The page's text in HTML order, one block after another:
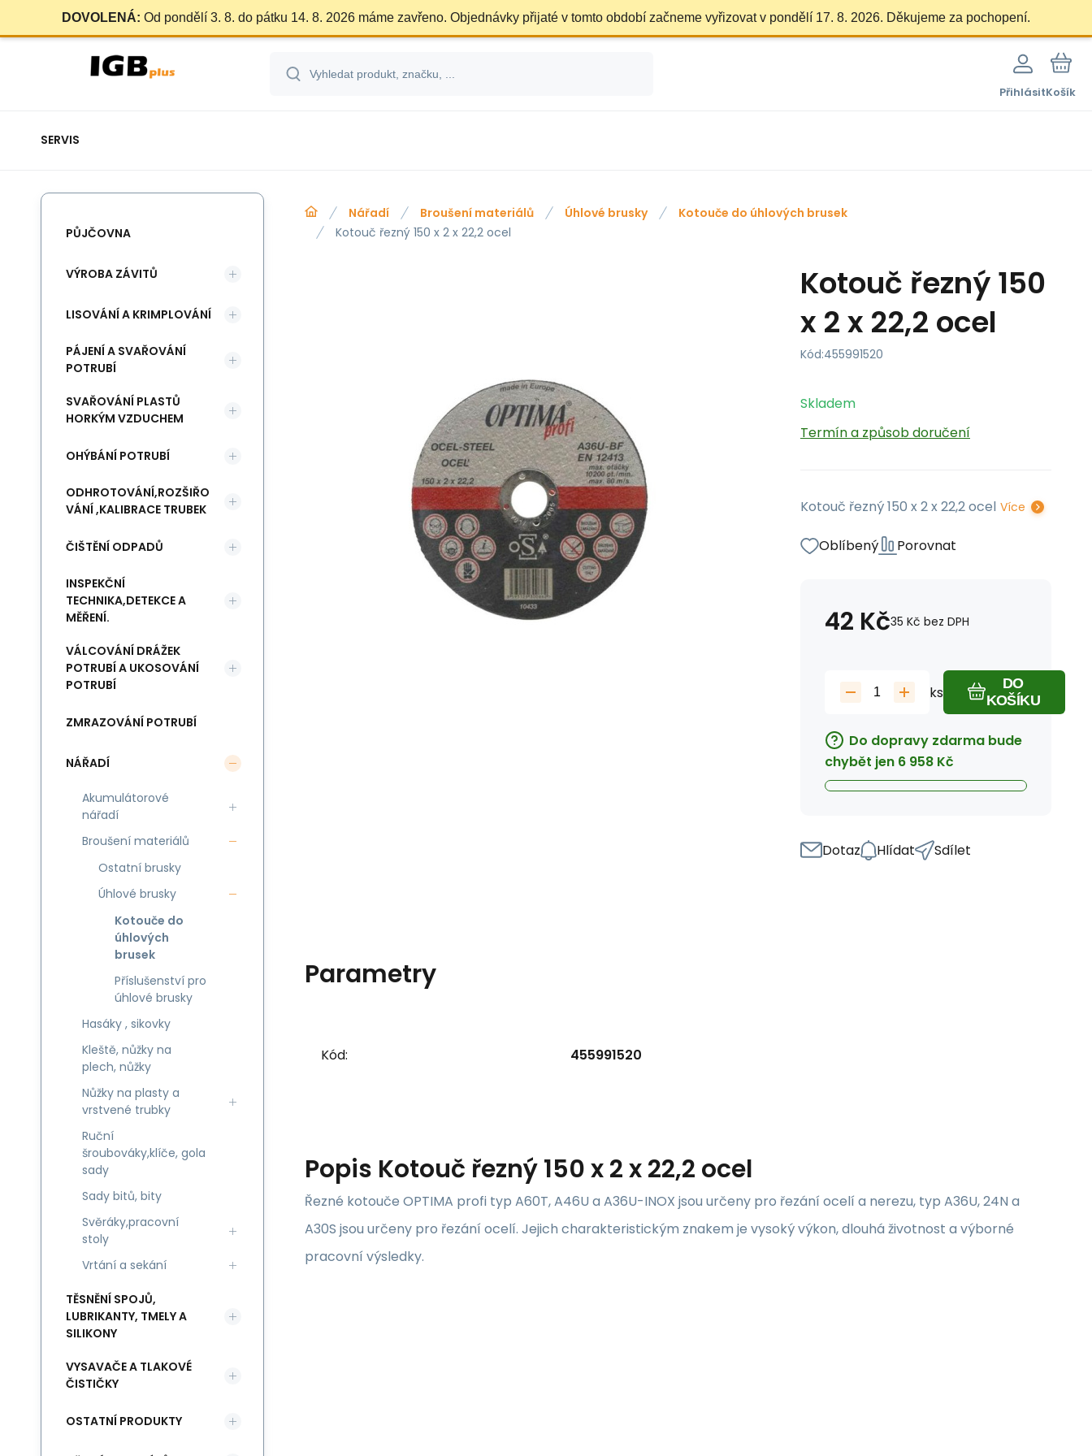
DOVOLENÁ: Od pondělí 3. 8. do pátku 14. 8. 2026 máme zavřeno. Objednávky přijaté v tomto období začneme vyřizovat v pondělí 17. 8. 2026. Děkujeme za pochopení.
PřihlásitKošík
SERVIS
Nářadí Broušení materiálů Úhlové brusky
Kotouče do úhlových brusek
Kotouč řezný 150 x 2 x 22,2 ocel
Kotouč řezný 150
x 2 x 22,2 ocel
Kód:455991520
Skladem
Termín a způsob doručení
Kotouč řezný 150 x 2 x 22,2 ocel Více
Oblíbený Porovnat
42 Kč35 Kč bez DPH
ks
DO
KOŠÍKU
Do dopravy zdarma bude
chybět jen 6 958 Kč
Dotaz Hlídat Sdílet
Parametry
Kód: 455991520
Popis Kotouč řezný 150 x 2 x 22,2 ocel
Řezné kotouče OPTIMA profi typ A60T, A46U a A36U-INOX jsou určeny pro řezání ocelí a nerezu, typ A36U, 24N a
A30S jsou určeny pro řezání ocelí. Jejich charakteristickým znakem je vysoký výkon, dlouhá životnost a výborné
pracovní výsledky.
PŮJČOVNA
VÝROBA ZÁVITŮ
LISOVÁNÍ A KRIMPLOVÁNÍ
PÁJENÍ A SVAŘOVÁNÍ
POTRUBÍ
SVAŘOVÁNÍ PLASTŮ
HORKÝM VZDUCHEM
OHÝBÁNÍ POTRUBÍ
ODHROTOVÁNÍ,ROZŠIŘO
VÁNÍ ,KALIBRACE TRUBEK
ČIŠTĚNÍ ODPADŮ
INSPEKČNÍ
TECHNIKA,DETEKCE A
MĚŘENÍ.
VÁLCOVÁNÍ DRÁŽEK
POTRUBÍ A UKOSOVÁNÍ
POTRUBÍ
ZMRAZOVÁNÍ POTRUBÍ
NÁŘADÍ
Akumulátorové
nářadí
Broušení materiálů
Ostatní brusky
Úhlové brusky
Kotouče do
úhlových
brusek
Příslušenství pro
úhlové brusky
Hasáky , sikovky
Kleště, nůžky na
plech, nůžky
Nůžky na plasty a
vrstvené trubky
Ruční
šroubováky,klíče, gola
sady
Sady bitů, bity
Svěráky,pracovní
stoly
Vrtání a sekání
TĚSNĚNÍ SPOJŮ,
LUBRIKANTY, TMELY A
SILIKONY
VYSAVAČE A TLAKOVÉ
ČISTIČKY
OSTATNÍ PRODUKTY